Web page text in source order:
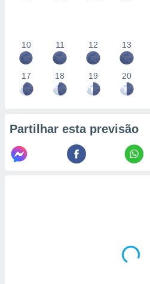
10 11 12 13
17 18 19 20
Partilhar esta previsão